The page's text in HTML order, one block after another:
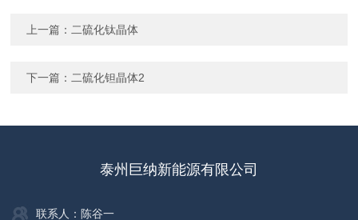
上一篇： 二硫化钛晶体
下一篇： 二硫化钽晶体2
泰州巨纳新能源有限公司
联系人：陈谷一